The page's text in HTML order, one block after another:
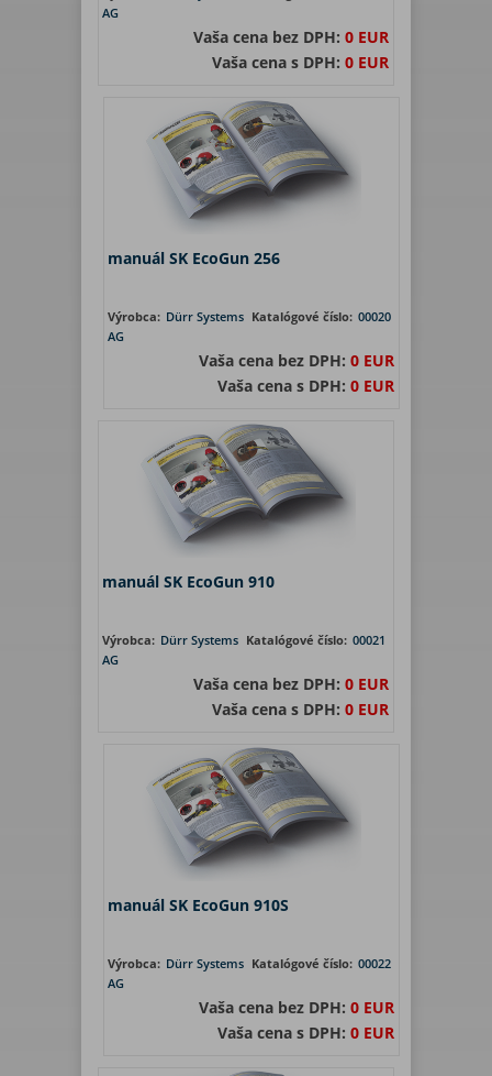
AG
Vaša cena bez DPH: 0 EUR
Vaša cena s DPH: 0 EUR
manuál SK EcoGun 256
Výrobca: Dürr Systems
AG
Katalógové číslo: 00020
Vaša cena bez DPH:0 EUR
Vaša cena s DPH:0 EUR
manuál SK EcoGun 910
Výrobca: Dürr Systems
AG
Katalógové číslo: 00021
Vaša cena bez DPH: 0 EUR
Vaša cena s DPH: 0 EUR
manuál SK EcoGun 910S
Výrobca: Dürr Systems
AG
Katalógové číslo: 00022
Vaša cena bez DPH:0 EUR
Vaša cena s DPH:0 EUR